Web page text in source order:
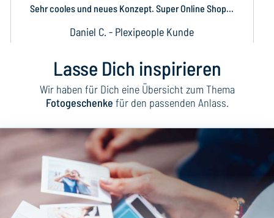
tollen Ergebnis …
Janet G. - Plexipeople Kunde
Lasse Dich inspirieren
Wir haben für Dich eine Übersicht zum Thema
Fotogeschenke für den passenden Anlass.